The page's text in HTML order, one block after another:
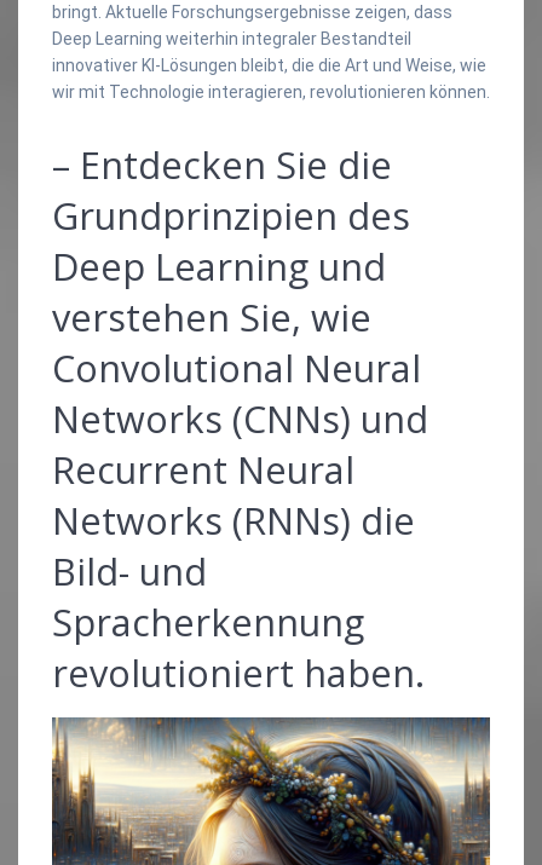
bringt. Aktuelle Forschungsergebnisse zeigen, dass
Deep Learning weiterhin integraler Bestandteil
innovativer KI-Lösungen bleibt, die die Art und Weise, wie
wir mit Technologie interagieren, revolutionieren können.
– Entdecken Sie die
Grundprinzipien des
Deep Learning und
verstehen Sie, wie
Convolutional Neural
Networks (CNNs) und
Recurrent Neural
Networks (RNNs) die
Bild- und
Spracherkennung
revolutioniert haben.